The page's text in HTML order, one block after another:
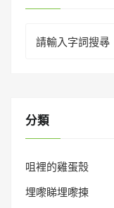
for:
分類
咀裡的雞蛋殼
埋嚟睇埋嚟揀